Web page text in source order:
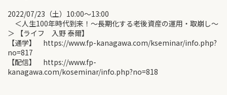
2022/07/23（土）10:00〜13:00
＜人生100年時代到来！〜長期化する老後資産の運用・取崩し〜
＞ 【ライフ 入野 泰爾】
【通学】 https://www.fp-kanagawa.com/kseminar/info.php?
no=817
【配信】 https://www.fp-
kanagawa.com/koseminar/info.php?no=818